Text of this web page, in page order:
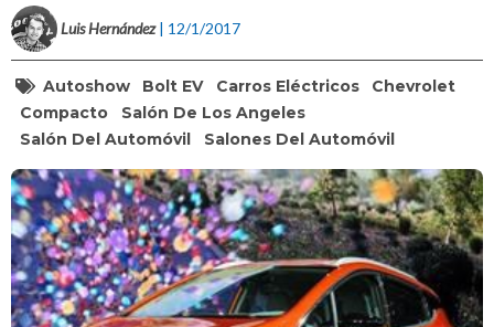
Luis Hernández | 12/1/2017
Autoshow Bolt EV Carros Eléctricos
Chevrolet
Compacto
Salón De Los Angeles
Salón Del Automóvil
Salones Del Automóvil